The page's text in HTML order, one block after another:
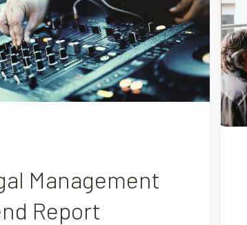
Management
Report